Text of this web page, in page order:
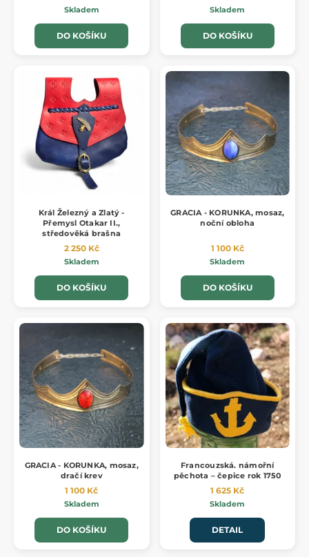
Skladem
DO KOŠÍKU
Skladem
DO KOŠÍKU
Král Železný a Zlatý -
Přemysl Otakar II.,
středověká brašna
2 250 Kč
Skladem
DO KOŠÍKU
GRACIA - KORUNKA, mosaz,
noční obloha
1 100 Kč
Skladem
DO KOŠÍKU
GRACIA - KORUNKA, mosaz,
dračí krev
1 100 Kč
Skladem
DO KOŠÍKU
Francouzská. námořní
pěchota – čepice rok 1750
1 625 Kč
Skladem
DETAIL